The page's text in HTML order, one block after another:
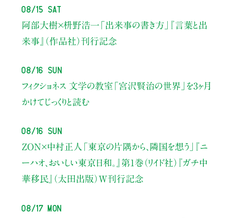
08/15 Sat
阿部大樹×枡野浩一 「出来事の書き方」
『言葉と出
来事』（作品社）刊行記念
08/16 Sun
フィクショネス 文学の教室 「宮沢賢治の世界」を3ヶ月
かけてじっくりと読む
08/16 Sun
ZON×中村正人 「東京の片隅から、隣国を想う」
『ニ
ーハオ、おいしい東京日和。』第1巻（リイド社） 『ガチ中
華移民』（太田出版）W刊行記念
08/17 Mon